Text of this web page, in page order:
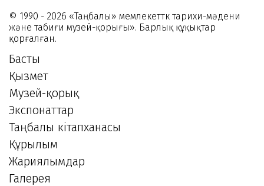
© 1990 - 2026 «Таңбалы» мемлекеттк тарихи-мәдени
және табиғи музей-қорығы». Барлық құқықтар
қорғалған.
Басты
Қызмет
Музей-қорық
Экспонаттар
Таңбалы кітапханасы
Құрылым
Жариялымдар
Галерея